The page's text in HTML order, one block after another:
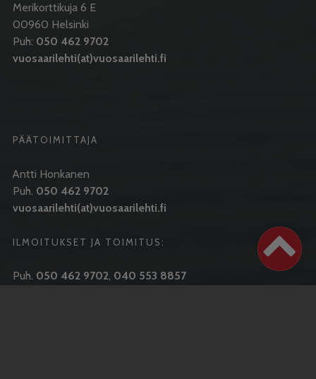
Merikorttikuja 6 E
00960 Helsinki
Puh: 050 462 9702
vuosaarilehti(at)vuosaarilehti.fi
PÄÄTOIMITTAJA
Antti Honkanen
Puh. 050 462 9702
vuosaarilehti(at)vuosaarilehti.fi
ILMOITUKSET JA TOIMITUS:
Puh. 050 462 9702, 040 553 8857